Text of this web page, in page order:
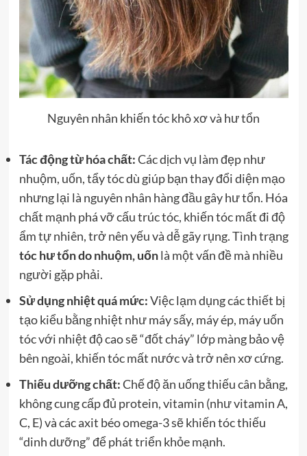
Nguyên nhân khiến tóc khô xơ và hư tổn
Tác động từ hóa chất:Các dịch vụ làm đẹp như
nhuộm, uốn, tẩy tóc dù giúp bạn thay đổi diện mạo
nhưng lại là nguyên nhân hàng đầu gây hư tổn. Hóa
chất mạnh phá vỡ cấu trúc tóc, khiến tóc mất đi độ
ẩm tự nhiên, trở nên yếu và dễ gãy rụng. Tình trạng
tóc hư tổn do nhuộm, uốnlà một vấn đề mà nhiều
người gặp phải.
Sử dụng nhiệt quá mức:Việc lạm dụng các thiết bị
tạo kiểu bằng nhiệt như máy sấy, máy ép, máy uốn
tóc với nhiệt độ cao sẽ “đốt cháy” lớp màng bảo vệ
bên ngoài, khiến tóc mất nước và trở nên xơ cứng.
Thiếu dưỡng chất:Chế độ ăn uống thiếu cân bằng,
không cung cấp đủ protein, vitamin (như vitamin A,
C, E) và các axit béo omega-3 sẽ khiến tóc thiếu
“dinh dưỡng” để phát triển khỏe mạnh.